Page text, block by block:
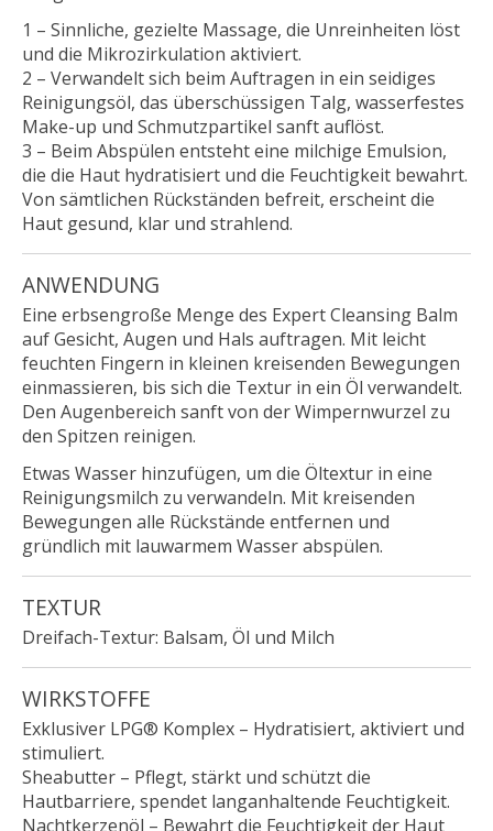
1 – Sinnliche, gezielte Massage, die Unreinheiten löst
und die Mikrozirkulation aktiviert.
2 – Verwandelt sich beim Auftragen in ein seidiges
Reinigungsöl, das überschüssigen Talg, wasserfestes
Make-up und Schmutzpartikel sanft auflöst.
3 – Beim Abspülen entsteht eine milchige Emulsion,
die die Haut hydratisiert und die Feuchtigkeit bewahrt.
Von sämtlichen Rückständen befreit, erscheint die
Haut gesund, klar und strahlend.
ANWENDUNG
Eine erbsengroße Menge des Expert Cleansing Balm
auf Gesicht, Augen und Hals auftragen. Mit leicht
feuchten Fingern in kleinen kreisenden Bewegungen
einmassieren, bis sich die Textur in ein Öl verwandelt.
Den Augenbereich sanft von der Wimpernwurzel zu
den Spitzen reinigen.
Etwas Wasser hinzufügen, um die Öltextur in eine
Reinigungsmilch zu verwandeln. Mit kreisenden
Bewegungen alle Rückstände entfernen und
gründlich mit lauwarmem Wasser abspülen.
TEXTUR
Dreifach-Textur: Balsam, Öl und Milch
WIRKSTOFFE
Exklusiver LPG® Komplex – Hydratisiert, aktiviert und
stimuliert.
Sheabutter – Pflegt, stärkt und schützt die
Hautbarriere, spendet langanhaltende Feuchtigkeit.
Nachtkerzenöl – Bewahrt die Feuchtigkeit der Haut